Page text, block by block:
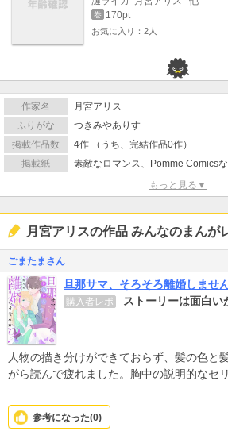
巻 170pt
お気に入り：2人
作家名
月宮アリス
ふりがな
つきみやありす
掲載作品数
4作 （うち、完結作品0作）
掲載紙
素敵なロマンス、Pomme Comics
もっと見る▼
月宮アリスの作品 みんなのまんが
ごまたまさん
旦那サマ、そろそろ離婚しませ
購入者レポ ストーリーは面白い
人物の描き分けができておらず、髪の色と
がら読んで疲れました。胸中の説明的なセ
コミックではなく原作小説で続きを読もう
参考になった(0)